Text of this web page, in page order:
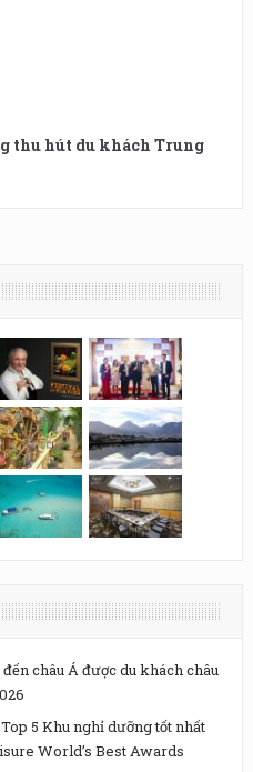
thu hút du khách Trung
châu Á được du khách châu
5 Khu nghỉ dưỡng tốt nhất
World’s Best Awards